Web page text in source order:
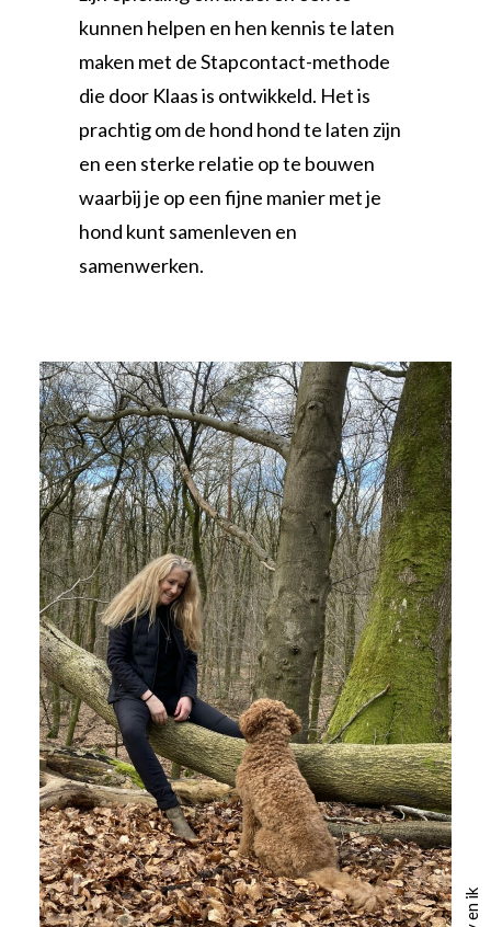
kunnen helpen en hen kennis te laten
maken met de Stapcontact-methode
die door Klaas is ontwikkeld. Het is
prachtig om de hond hond te laten zijn
en een sterke relatie op te bouwen
waarbij je op een fijne manier met je
hond kunt samenleven en
samenwerken.